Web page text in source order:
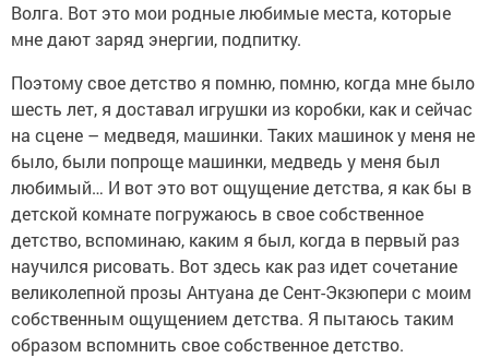
Волга. Вот это мои родные любимые места, которые
мне дают заряд энергии, подпитку.
Поэтому свое детство я помню, помню, когда мне было
шесть лет, я доставал игрушки из коробки, как и сейчас
на сцене – медведя, машинки. Таких машинок у меня не
было, были попроще машинки, медведь у меня был
любимый… И вот это вот ощущение детства, я как бы в
детской комнате погружаюсь в свое собственное
детство, вспоминаю, каким я был, когда в первый раз
научился рисовать. Вот здесь как раз идет сочетание
великолепной прозы Антуана де Сент-Экзюпери с моим
собственным ощущением детства. Я пытаюсь таким
образом вспомнить свое собственное детство.